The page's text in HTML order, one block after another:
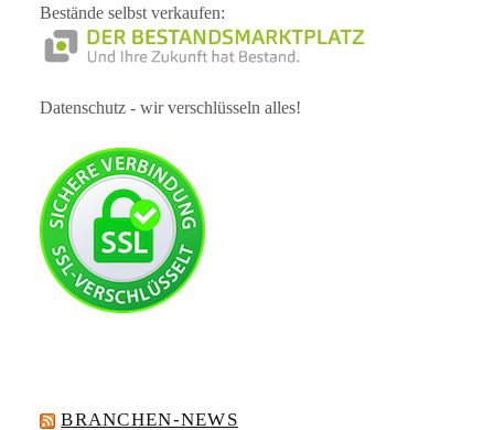
Bestände selbst verkaufen:
Datenschutz - wir verschlüsseln alles!
BRANCHEN-NEWS